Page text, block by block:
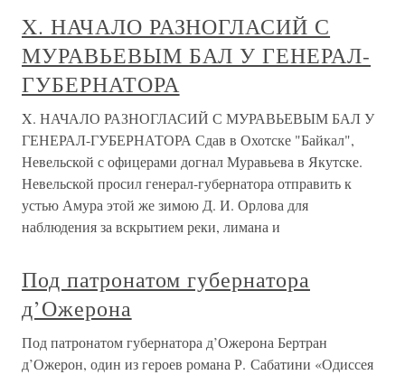
X. НАЧАЛО РАЗНОГЛАСИЙ С
МУРАВЬЕВЫМ БАЛ У ГЕНЕРАЛ-
ГУБЕРНАТОРА
X. НАЧАЛО РАЗНОГЛАСИЙ С МУРАВЬЕВЫМ БАЛ У
ГЕНЕРАЛ-ГУБЕРНАТОРА Сдав в Охотске "Байкал",
Невельской с офицерами догнал Муравьева в Якутске.
Невельской просил генерал-губернатора отправить к
устью Амура этой же зимою Д. И. Орлова для
наблюдения за вскрытием реки, лимана и
Под патронатом губернатора
д’Ожерона
Под патронатом губернатора д’Ожерона Бертран
д’Ожерон, один из героев романа Р. Сабатини «Одиссея